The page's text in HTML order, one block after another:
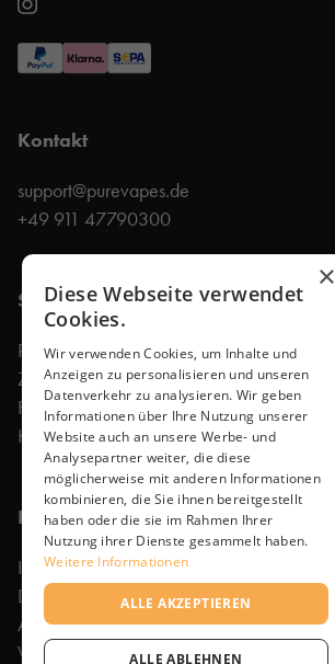
Kontakt
support@purevapes.de
+49 911 47790300
Shop
Produkte
Zubehör
Faq
Kontakt
Rechtliches
Impressum
Datenschutzerklärung
Allgemeine Geschäftsbedingungen
Widerrufsbelehrung
×
Diese Webseite verwendet
Cookies.
Wir verwenden Cookies, um Inhalte und
Anzeigen zu personalisieren und unseren
Datenverkehr zu analysieren. Wir geben
Informationen über Ihre Nutzung unserer
Website auch an unsere Werbe- und
Analysepartner weiter, die diese
möglicherweise mit anderen Informationen
kombinieren, die Sie ihnen bereitgestellt
haben oder die sie im Rahmen Ihrer
Nutzung ihrer Dienste gesammelt haben.
Weitere Informationen
ALLE AKZEPTIEREN
ALLE ABLEHNEN